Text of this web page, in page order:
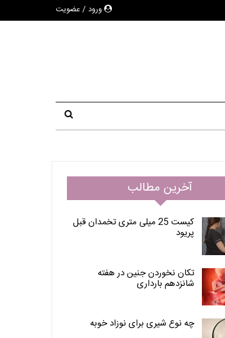
ورود / عضویت
آخرین مطالب
کیست 25 میلی متری تخمدان قبل
پریود
تکان نخوردن جنین در هفته
شانزدهم بارداری
چه نوع شیری برای نوزاد خوبه